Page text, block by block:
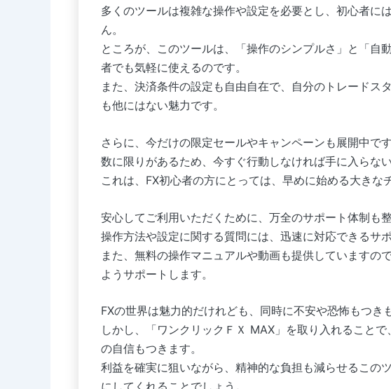
多くのツールは複雑な操作や設定を必要とし、初心者に
ん。
ところが、このツールは、「操作のシンプルさ」と「自
者でも気軽に使えるのです。
また、決済条件の設定も自由自在で、自分のトレードス
も他にはない魅力です。
さらに、今だけの限定セールやキャンペーンも展開中です
数に限りがあるため、今すぐ行動しなければ手に入らな
これは、FX初心者の方にとっては、早めに始める大きな
安心してご利用いただくために、万全のサポート体制も整
操作方法や設定に関する質問には、迅速に対応できるサ
また、無料の操作マニュアルや動画も提供していますの
ようサポートします。
FXの世界は魅力的だけれども、同時に不安や恐怖もつき
しかし、「ワンクリックＦＸ MAX」を取り入れること
の自信もつきます。
利益を確実に狙いながら、精神的な負担も減らせるこの